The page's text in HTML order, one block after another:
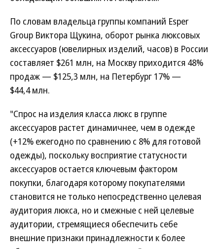
По словам владельца группы компаний Esper
Group Виктора Щукина, оборот рынка люксовых
аксессуаров (ювелирных изделий, часов) в России
составляет $261 млн, на Москву приходится 48%
продаж — $125,3 млн, на Петербург 17% —
$44,4 млн.
"Спрос на изделия класса люкс в группе
аксессуаров растет динамичнее, чем в одежде
(+12% ежегодно по сравнению с 8% для готовой
одежды), поскольку восприятие статусности
аксессуаров остается ключевым фактором
покупки, благодаря которому покупателями
становится не только непосредственно целевая
аудитория люкса, но и смежные с ней целевые
аудитории, стремящиеся обеспечить себе
внешние признаки принадлежности к более